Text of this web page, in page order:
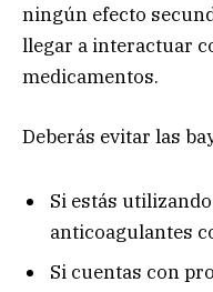
ningún efecto
llegar a interactuar
medicamentos.
Deberás evitar las
Si estás
anticoagulantes
Si cuentas con